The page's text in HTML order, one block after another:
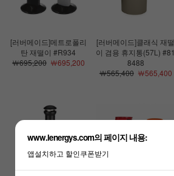
[러버메이드]메트로폴리
탄 재떨이 #R934
￦695,200￦695,200
[러버메이드]클래식 재떨
이 겸용 휴지통(57L) #81
8488
￦565,400￦565,400
www.lenergys.com의 페이지 내용:
앱설치하고 할인쿠폰받기